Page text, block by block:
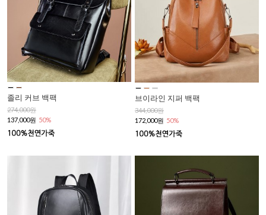
졸리 커브 백팩
274,000원
137,000원 50%
브이라인 지퍼 백팩
344,000원
172,000원 50%